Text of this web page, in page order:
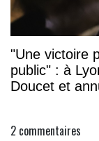
"Une victoire
public" : à
Doucet et
2 commentaires